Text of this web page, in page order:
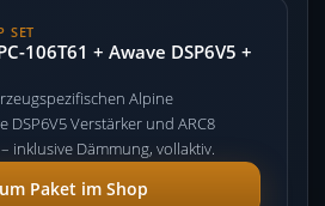
SET
106T61 + Awave DSP6V5 +
Alpine
DSP6V5 Verstärker und ARC8
inklusive Dämmung, vollaktiv.
Paket im Shop